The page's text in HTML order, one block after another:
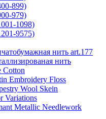
899)
979)
1098)
9575)
нить art.177
нить
Cotton
Embroidery Floss
Wool Skein
Variations
Metallic Needlework